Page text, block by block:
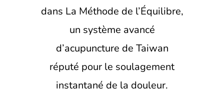
dans La Méthode de l’Équilibre,
un système avancé
d’acupuncture de Taiwan
réputé pour le soulagement
instantané de la douleur.